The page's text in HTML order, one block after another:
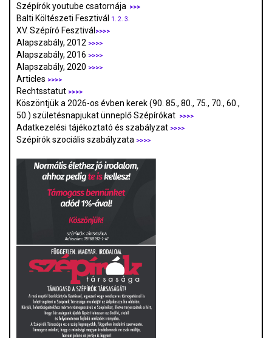
Szépírók youtube csatornája >>>
Balti Költészeti Fesztivál 1. 2. 3.
XV. Szépíró Fesztivál >>>>
Alapszabály, 2012 >>>>
Alapszabály, 2016 >>>>
Alapszabály, 2020 >>>>
Articles >>>>
Rechtsstatut >>>>
Köszöntjük a 2026-os évben kerek (90. 85., 80., 75., 70., 60.,
50.) születésnapjukat ünneplő Szépírókat
>>>>
Adatkezelési tájékoztató és szabályzat >>>>
Szépírók szociális szabályzata >>>>